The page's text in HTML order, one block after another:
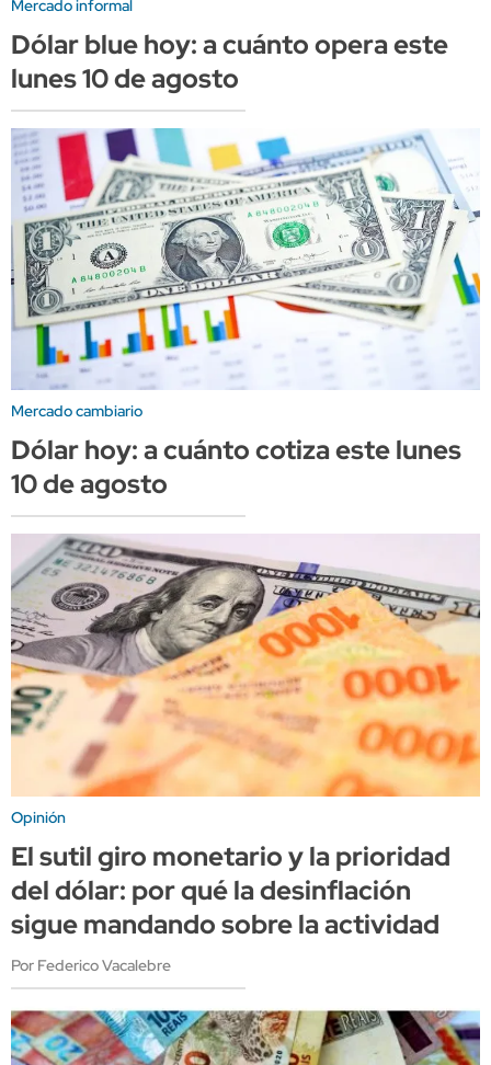
Mercado informal
Dólar blue hoy: a cuánto opera este
lunes 10 de agosto
Mercado cambiario
Dólar hoy: a cuánto cotiza este lunes
10 de agosto
Opinión
El sutil giro monetario y la prioridad
del dólar: por qué la desinflación
sigue mandando sobre la actividad
Por Federico Vacalebre